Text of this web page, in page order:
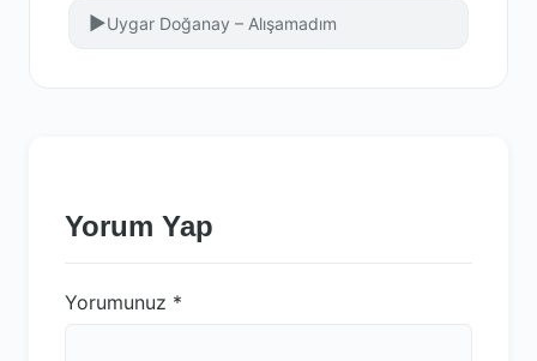
▶Uygar Doğanay – Alışamadım
Yorum Yap
Yorumunuz *